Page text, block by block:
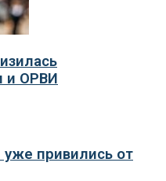
и ОРВИ
привились от